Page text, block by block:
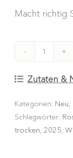
Macht richtig
Rosé
Berg
Menge
Zutaten &
Kategorien: Neu,
Schlagwörter:
trocken, 2025,